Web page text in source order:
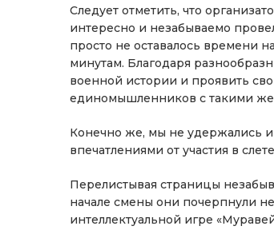
Следует отметить, что
интересно и незабываемо
просто не оставалось времени
минутам. Благодаря
военной истории и проявить
единомышленников с такими же
Конечно же, мы не удержались
впечатлениями от участия в
Перелистывая страницы
начале смены они почерпнули
интеллектуальной игре